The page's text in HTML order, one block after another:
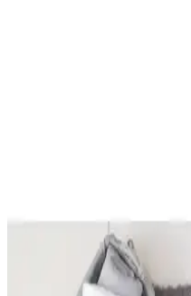
karşılaştırılıyor, kaymaz
Banyo
Uygun Banyo Paspası